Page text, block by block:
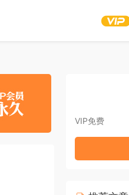
VIP免费